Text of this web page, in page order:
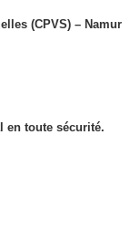
(CPVS) – Namur
en toute sécurité.